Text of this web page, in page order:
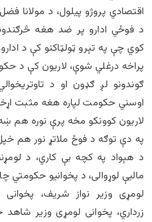
اقتصادي پروژو پیلول، د مولانا
د فوځي ادارو پر ضد هغه
کوي چې په تېرو ټولټاکنو کې د
پراخه درغلي شوې، لاریون کې د
ګوندونو لږ ګډون او د
اوسني حکومت لپاره هغه مثبت
لاریون کوونکو مخه پرې نوره هم
په دې توګه د فوځ ملاتړ نور هم
د هېواد په کچه بې کاري، د
مالیې لوړوالی، د پخوانیو حکومتي
لومړی وزیر نواز شریف،
زرداري، پخوانی لومړی وزیر